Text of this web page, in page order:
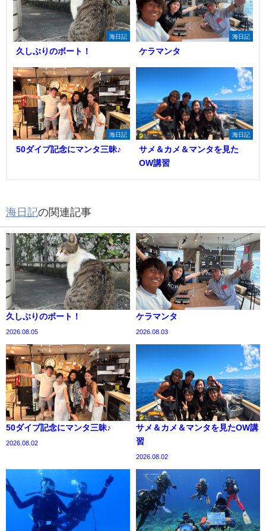
海日記
久しぶりのボート！
海日記
ケラマンタ
海日記
50ダイブ記念にマンタ三昧♪
海日記
サメ＆カメ＆マンタを見た
OW講習
海日記の関連記事
久しぶりのボート！
2026.08.05
ケラマンタ
2026.08.03
50ダイブ記念にマンタ三昧♪
2026.08.02
サメ＆カメ＆マンタを見たOW講
習
2026.08.02